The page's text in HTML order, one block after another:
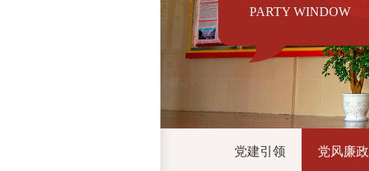
PARTY WINDOW
党建引领 党风廉政